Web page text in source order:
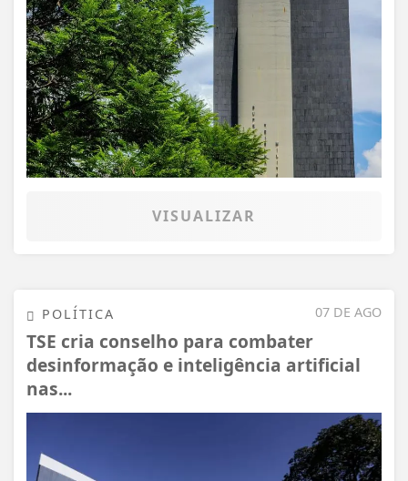
VISUALIZAR
07 DE AGO
POLÍTICA
TSE cria conselho para combater
desinformação e inteligência artificial
nas...